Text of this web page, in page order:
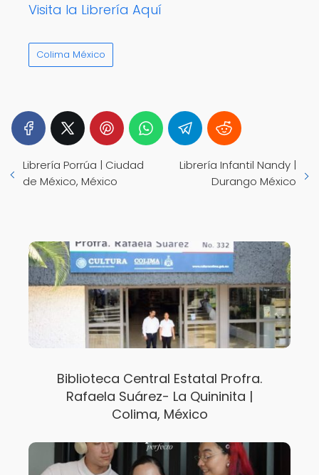
Visita la Librería Aquí
Colima México
Librería Porrúa | Ciudad
de México, México
Librería Infantil Nandy |
Durango México
Biblioteca Central Estatal Profra.
Rafaela Suárez- La Quininita |
Colima, México